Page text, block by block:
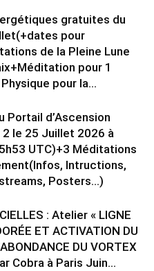
gratuites du
pour
de la Pleine Lune
pour 1
pour la...
Portail d’Ascension
le 25 Juillet 2026 à
UTC)+3 Méditations
Intructions,
Posters…)
: Atelier « LIGNE
ET ACTIVATION DU
DU VORTEX
Cobra à Paris Juin...